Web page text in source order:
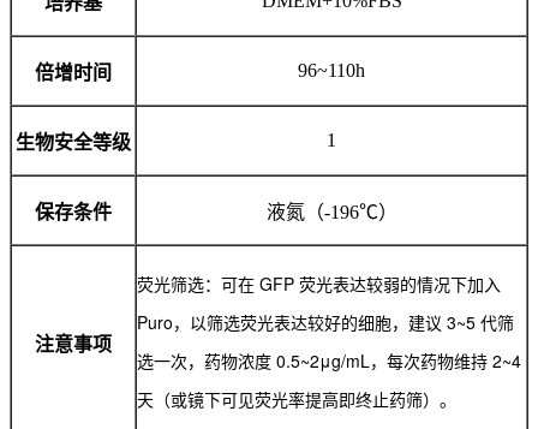
倍增时间 96~110h
生物安全等级 1
保存条件 液氮（-196℃）
注意事项
荧光筛选：可在 GFP 荧光表达较弱的情况下加入
Puro，以筛选荧光表达较好的细胞，建议 3~5 代筛
选一次，药物浓度 0.5~2μg/mL，每次药物维持 2~4
天（或镜下可见荧光率提高即终止药筛）。